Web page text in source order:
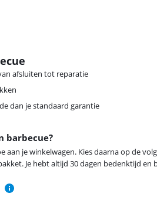
afsluiten tot reparatie
dan je standaard garantie
barbecue?
aan je winkelwagen. Kies daarna op de
Je hebt altijd 30 dagen bedenktijd en